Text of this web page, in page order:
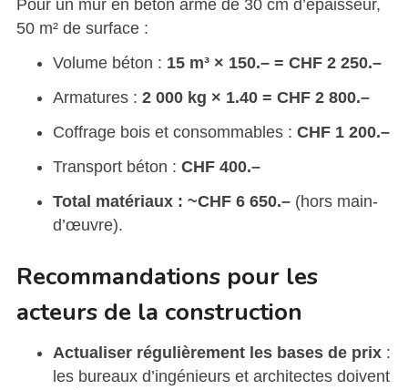
Pour un mur en béton armé de 30 cm d’épaisseur,
50 m² de surface :
Volume béton : 15 m³ × 150.– = CHF 2 250.–
Armatures : 2 000 kg × 1.40 = CHF 2 800.–
Coffrage bois et consommables : CHF 1 200.–
Transport béton : CHF 400.–
Total matériaux : ~CHF 6 650.– (hors main-
d’œuvre).
Recommandations pour les
acteurs de la construction
Actualiser régulièrement les bases de prix :
les bureaux d’ingénieurs et architectes doivent